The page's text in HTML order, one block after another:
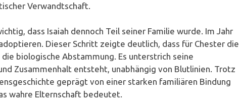
Verwandtschaft.
dass Isaiah dennoch Teil seiner Familie wurde. Im Jahr
Dieser Schritt zeigte deutlich, dass für Chester die
biologische Abstammung. Es unterstrich seine
Zusammenhalt entsteht, unabhängig von Blutlinien. Trotz
geprägt von einer starken familiären Bindung
wahre Elternschaft bedeutet.